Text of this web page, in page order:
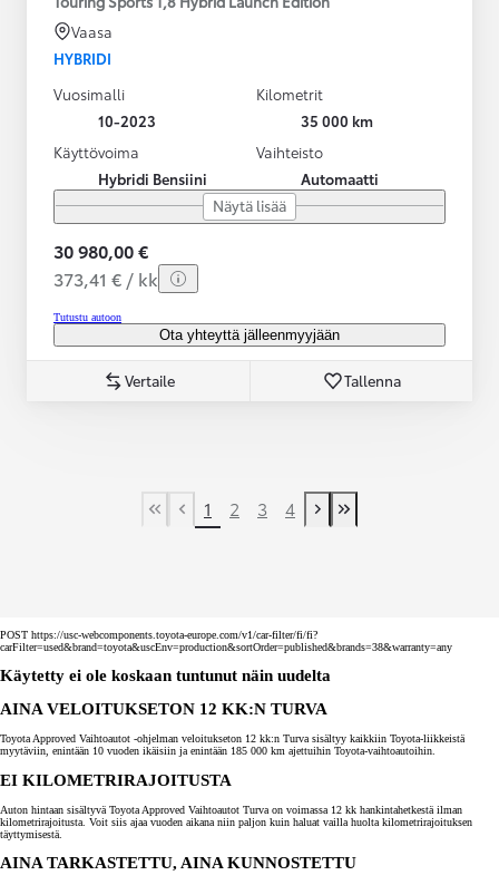
Vaasa
HYBRIDI
Vuosimalli
10-2023
Kilometrit
35 000 km
Käyttövoima
Hybridi Bensiini
Vaihteisto
Automaatti
Näytä lisää
30 980,00 €
373,41 € / kk
Tutustu autoon
Ota yhteyttä jälleenmyyjään
Vertaile Tallenna
First Page
Previous page
1 2 3 4
Next page
Last Page
POST https://usc-webcomponents.toyota-europe.com/v1/car-filter/fi/fi?
carFilter=used&brand=toyota&uscEnv=production&sortOrder=published&brands=38&warranty=any
Käytetty ei ole koskaan tuntunut näin uudelta
AINA VELOITUKSETON 12 KK:N TURVA
Toyota Approved Vaihtoautot -ohjelman veloitukseton 12 kk:n Turva sisältyy kaikkiin Toyota-liikkeistä
myytäviin, enintään 10 vuoden ikäisiin ja enintään 185 000 km ajettuihin Toyota-vaihtoautoihin.
EI KILOMETRIRAJOITUSTA
Auton hintaan sisältyvä Toyota Approved Vaihtoautot Turva on voimassa 12 kk hankintahetkestä ilman
kilometrirajoitusta. Voit siis ajaa vuoden aikana niin paljon kuin haluat vailla huolta kilometrirajoituksen
täyttymisestä.
AINA TARKASTETTU, AINA KUNNOSTETTU